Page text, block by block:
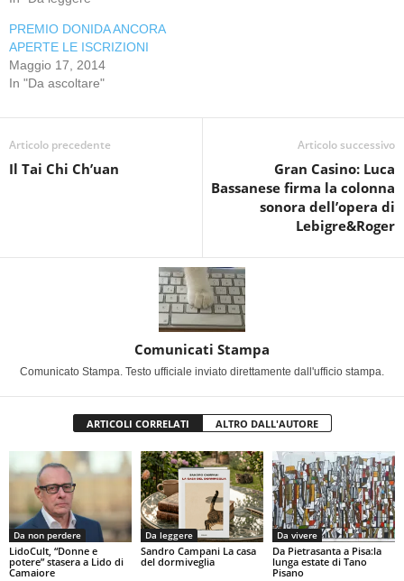
PREMIO DONIDA ANCORA
APERTE LE ISCRIZIONI
Maggio 17, 2014
In "Da ascoltare"
Articolo precedente
Il Tai Chi Ch’uan
Articolo successivo
Gran Casino: Luca
Bassanese firma la colonna
sonora dell’opera di
Lebigre&Roger
Comunicati Stampa
Comunicato Stampa. Testo ufficiale inviato direttamente dall'ufficio stampa.
ARTICOLI CORRELATI ALTRO DALL'AUTORE
Da non perdere
LidoCult, “Donne e
potere” stasera a Lido di
Camaiore
Da leggere
Sandro Campani La casa
del dormiveglia
Da vivere
Da Pietrasanta a Pisa:la
lunga estate di Tano
Pisano